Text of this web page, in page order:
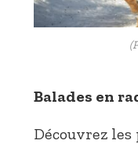
Balades en
Découvrez les